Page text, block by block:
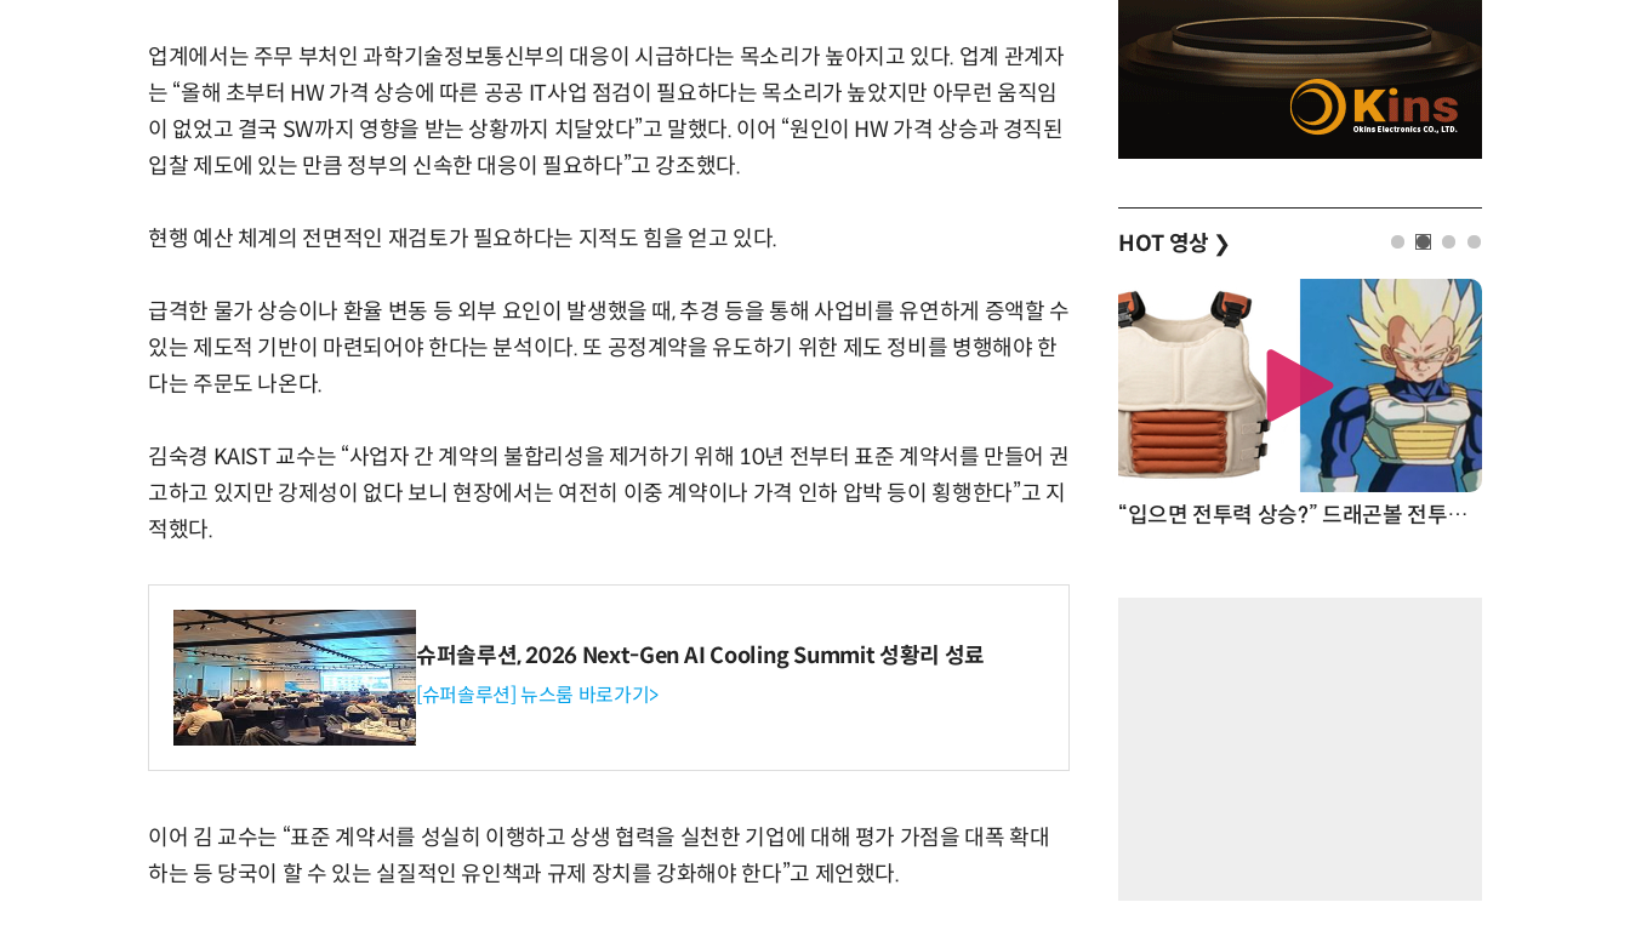
업계에서는 주무 부처인 과학기술정보통신부의 대응이 시급하다는 목소리가 높아지고 있다. 업계 관계자
는 “올해 초부터 HW 가격 상승에 따른 공공 IT사업 점검이 필요하다는 목소리가 높았지만 아무런 움직임
이 없었고 결국 SW까지 영향을 받는 상황까지 치달았다”고 말했다. 이어 “원인이 HW 가격 상승과 경직된
입찰 제도에 있는 만큼 정부의 신속한 대응이 필요하다”고 강조했다.
현행 예산 체계의 전면적인 재검토가 필요하다는 지적도 힘을 얻고 있다.
급격한 물가 상승이나 환율 변동 등 외부 요인이 발생했을 때, 추경 등을 통해 사업비를 유연하게 증액할 수
있는 제도적 기반이 마련되어야 한다는 분석이다. 또 공정계약을 유도하기 위한 제도 정비를 병행해야 한
다는 주문도 나온다.
김숙경 KAIST 교수는 “사업자 간 계약의 불합리성을 제거하기 위해 10년 전부터 표준 계약서를 만들어 권
고하고 있지만 강제성이 없다 보니 현장에서는 여전히 이중 계약이나 가격 인하 압박 등이 횡행한다”고 지
적했다.
슈퍼솔루션, 2026 Next-Gen AI Cooling Summit 성황리 성료
[슈퍼솔루션] 뉴스룸 바로가기>
이어 김 교수는 “표준 계약서를 성실히 이행하고 상생 협력을 실천한 기업에 대해 평가 가점을 대폭 확대
하는 등 당국이 할 수 있는 실질적인 유인책과 규제 장치를 강화해야 한다”고 제언했다.
HOT 영상 ❯
“입으면 전투력 상승?” 드래곤볼 전투복 닮은 중량조끼